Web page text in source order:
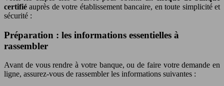
certifiéauprès de votre établissement bancaire, en toute simplicité et
sécurité :
Préparation : les informations essentielles à
rassembler
Avant de vous rendre à votre banque, ou de faire votre demande en
ligne, assurez-vous de rassembler les informations suivantes :